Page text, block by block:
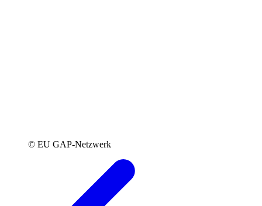
© EU GAP-Netzwerk